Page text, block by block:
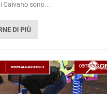
Caivano sono...
DI PIÙ